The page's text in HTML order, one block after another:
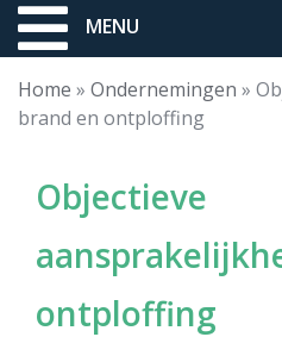
MENU
Home » Ondernemingen »
brand en ontploffing
Objectieve
ontploffing